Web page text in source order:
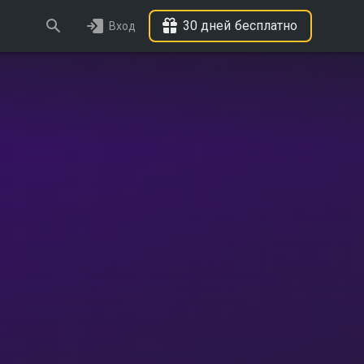
Вход 30 дней бесплатно